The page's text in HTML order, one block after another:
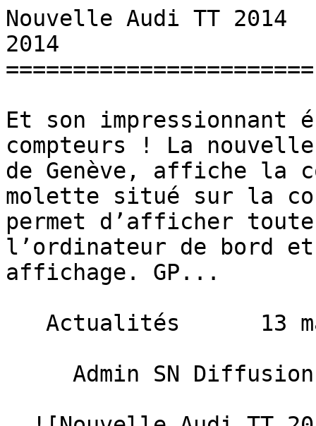
Nouvelle Audi TT
2014
=======================
Et son
compteurs ! La
de Genève, affiche la
molette situé sur la
permet d’afficher
l’ordinateur de bord
affichage. GP...